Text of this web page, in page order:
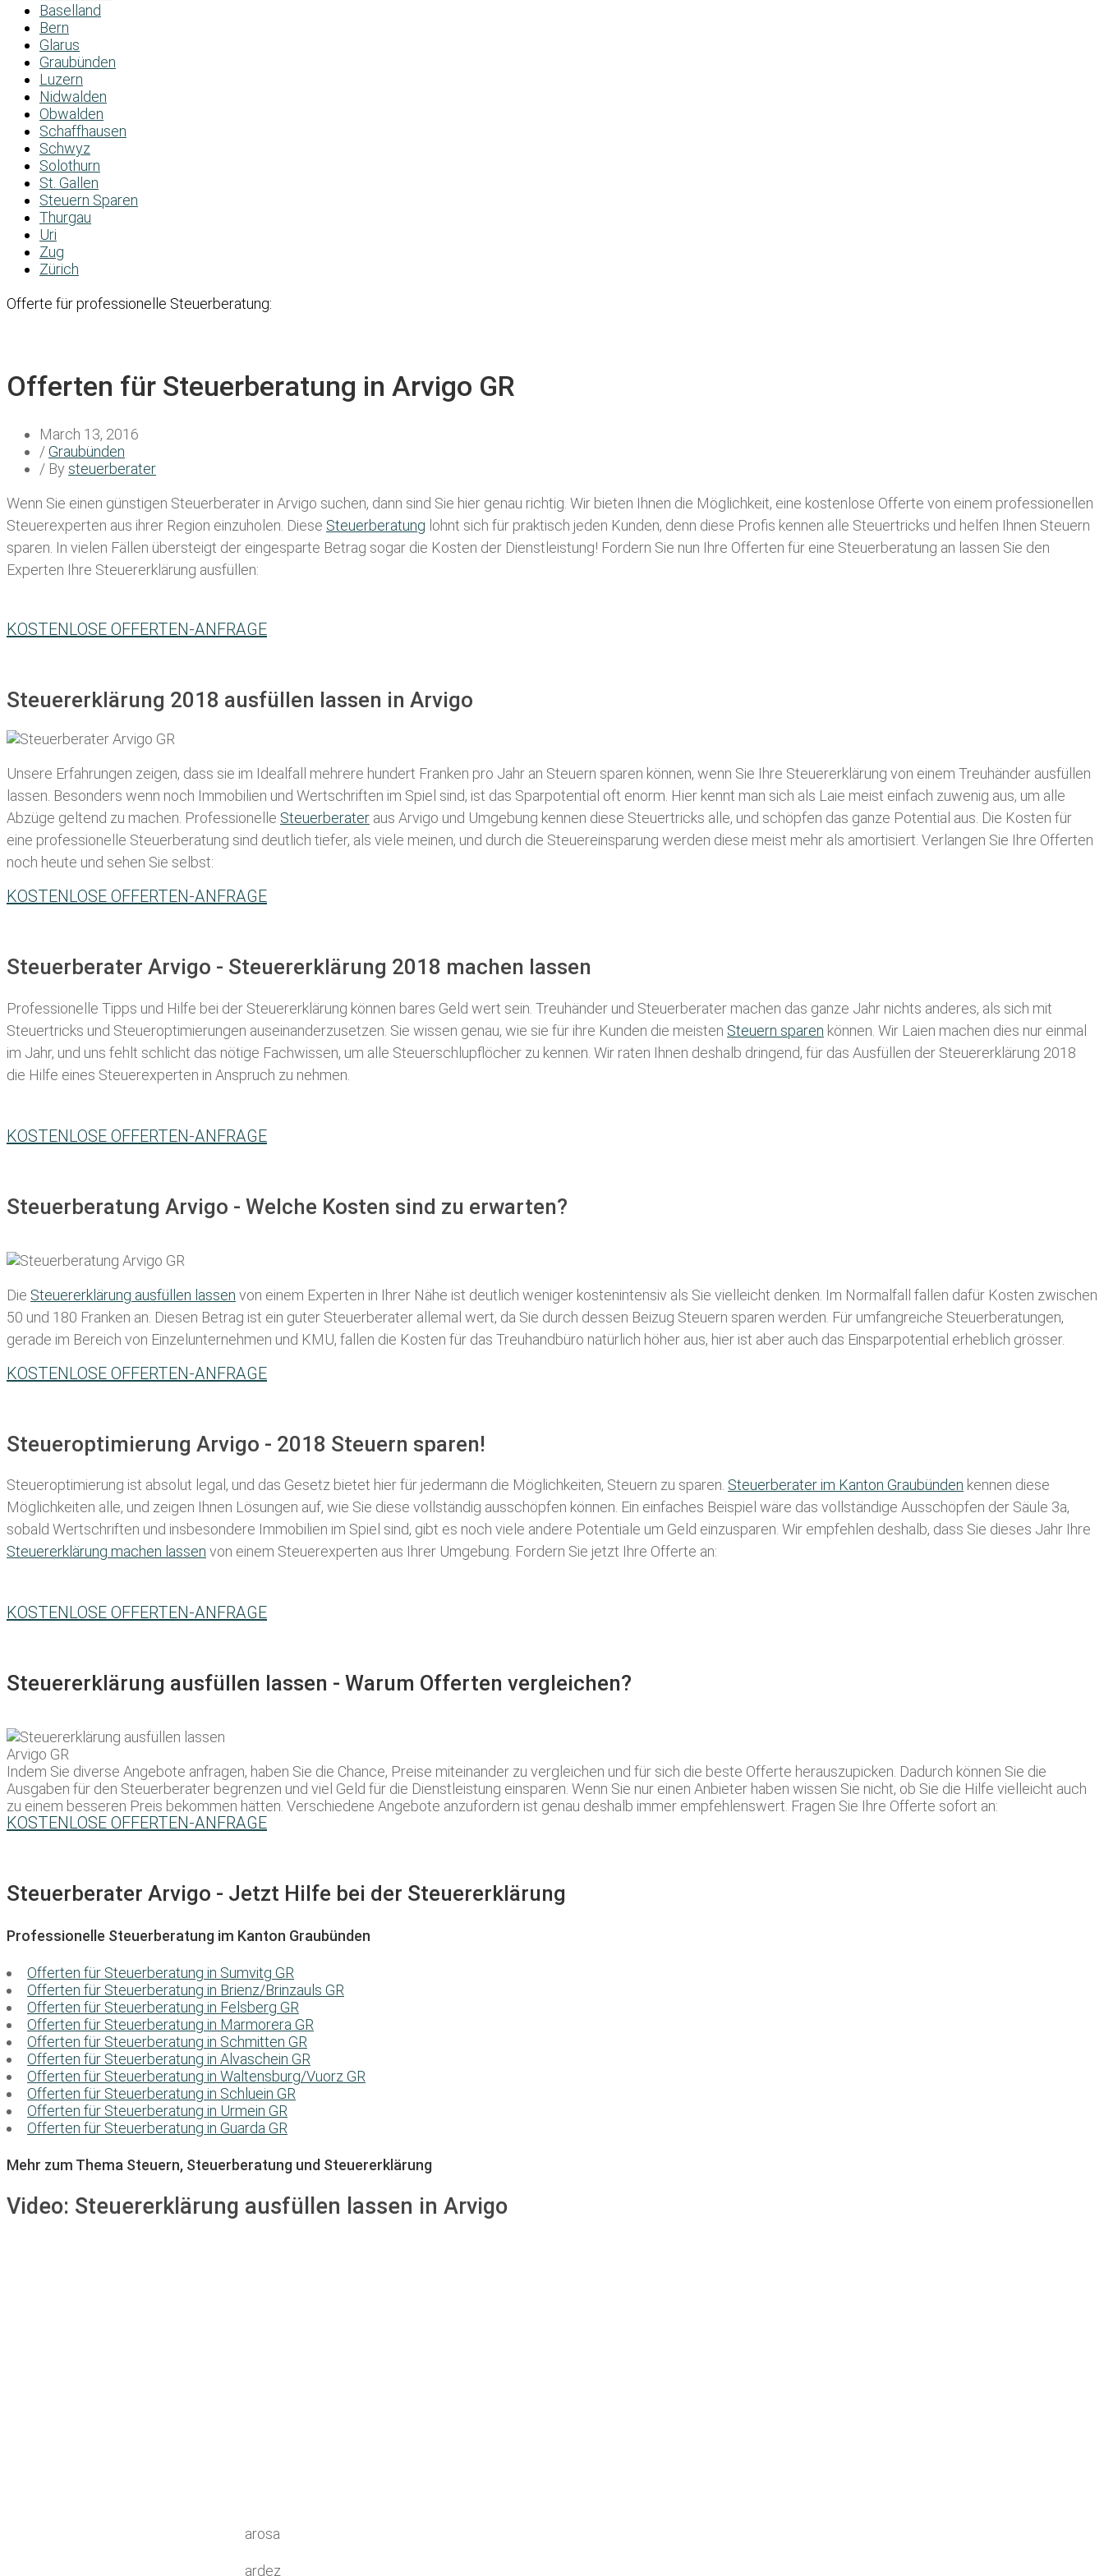
Baselland
Bern
Glarus
Graubünden
Luzern
Nidwalden
Obwalden
Schaffhausen
Schwyz
Solothurn
St. Gallen
Steuern Sparen
Thurgau
Uri
Zug
Zürich
Offerte für professionelle Steuerberatung:
Offerten für Steuerberatung in Arvigo GR
March 13, 2016
/Graubünden
/ By steuerberater
Wenn Sie einen günstigen Steuerberater in Arvigo suchen, dann sind Sie hier genau richtig. Wir bieten Ihnen die Möglichkeit, eine kostenlose Offerte von einem professionellen
Steuerexperten aus ihrer Region einzuholen. Diese Steuerberatung lohnt sich für praktisch jeden Kunden, denn diese Profis kennen alle Steuertricks und helfen Ihnen Steuern
sparen. In vielen Fällen übersteigt der eingesparte Betrag sogar die Kosten der Dienstleistung! Fordern Sie nun Ihre Offerten für eine Steuerberatung an lassen Sie den
Experten Ihre Steuererklärung ausfüllen:
KOSTENLOSE OFFERTEN-ANFRAGE
Steuererklärung 2018 ausfüllen lassen in Arvigo
Unsere Erfahrungen zeigen, dass sie im Idealfall mehrere hundert Franken pro Jahr an Steuern sparen können, wenn Sie Ihre Steuererklärung von einem Treuhänder ausfüllen
lassen . Besonders wenn noch Immobilien und Wertschriften im Spiel sind, ist das Sparpotential oft enorm. Hier kennt man sich als Laie meist einfach zuwenig aus, um alle
Abzüge geltend zu machen. Professionelle Steuerberater aus Arvigo und Umgebung kennen diese Steuertricks alle, und schöpfen das ganze Potential aus. Die Kosten für
eine professionelle Steuerberatung sind deutlich tiefer, als viele meinen, und durch die Steuereinsparung werden diese meist mehr als amortisiert. Verlangen Sie Ihre Offerten
noch heute und sehen Sie selbst:
KOSTENLOSE OFFERTEN-ANFRAGE
Steuerberater Arvigo - Steuererklärung 2018 machen lassen
Professionelle Tipps und Hilfe bei der Steuererklärung können bares Geld wert sein. Treuhänder und Steuerberater machen das ganze Jahr nichts anderes, als sich mit
Steuertricks und Steueroptimierungen auseinanderzusetzen. Sie wissen genau, wie sie für ihre Kunden die meisten Steuern sparen können. Wir Laien machen dies nur einmal
im Jahr, und uns fehlt schlicht das nötige Fachwissen, um alle Steuerschlupflöcher zu kennen. Wir raten Ihnen deshalb dringend, für das Ausfüllen der Steuererklärung 2018
die Hilfe eines Steuerexperten in Anspruch zu nehmen.
KOSTENLOSE OFFERTEN-ANFRAGE
Steuerberatung Arvigo - Welche Kosten sind zu erwarten?
Die Steuererklärung ausfüllen lassen von einem Experten in Ihrer Nähe ist deutlich weniger kostenintensiv als Sie vielleicht denken. Im Normalfall fallen dafür Kosten zwischen
50 und 180 Franken an. Diesen Betrag ist ein guter Steuerberater allemal wert, da Sie durch dessen Beizug Steuern sparen werden. Für umfangreiche Steuerberatungen,
gerade im Bereich von Einzelunternehmen und KMU, fallen die Kosten für das Treuhandbüro natürlich höher aus, hier ist aber auch das Einsparpotential erheblich grösser.
KOSTENLOSE OFFERTEN-ANFRAGE
Steueroptimierung Arvigo - 2018 Steuern sparen!
Steueroptimierung ist absolut legal, und das Gesetz bietet hier für jedermann die Möglichkeiten, Steuern zu sparen. Steuerberater im K anton Graubünden kennen diese
Möglichkeiten alle, und zeigen Ihnen Lösungen auf, wie Sie diese vollständig ausschöpfen können. Ein einfaches Beispiel wäre das vollständige Ausschöpfen der Säule 3a,
sobald Wertschriften und insbesondere Immobilien im Spiel sind, gibt es noch viele andere Potentiale um Geld einzusparen. Wir empfehlen deshalb, dass Sie dieses Jahr Ihre
Steuererklärung machen lassen von einem Steuerexperten aus Ihrer Umgebung. Fordern Sie jetzt Ihre Offerte an:
KOSTENLOSE OFFERTEN-ANFRAGE
Steuererklärung ausfüllen lassen - Warum Offerten vergleichen?
Indem Sie diverse Angebote anfragen, haben Sie die Chance, Preise miteinander zu vergleichen und für sich die beste Offerte herauszupicken. Dadurch können Sie die
Ausgaben für den Steuerberater begrenzen und viel Geld für die Dienstleistung einsparen. Wenn Sie nur einen Anbieter haben wissen Sie nicht, ob Sie die Hilfe vielleicht auch
zu einem besseren Preis bekommen hätten. Verschiedene Angebote anzufordern ist genau deshalb immer empfehlenswert. Fragen Sie Ihre Offerte sofort an:
KOSTENLOSE OFFERTEN-ANFRAGE
Steuerberater Arvigo - Jetzt Hilfe bei der Steuererklärung
Professionelle Steuerberatung im Kanton Graubünden
Offerten für Steuerberatung in Sumvitg GR
Offerten für Steuerberatung in Brienz/Brinzauls GR
Offerten für Steuerberatung in Felsberg GR
Offerten für Steuerberatung in Marmorera GR
Offerten für Steuerberatung in Schmitten GR
Offerten für Steuerberatung in Alvaschein GR
Offerten für Steuerberatung in Waltensburg/Vuorz GR
Offerten für Steuerberatung in Schluein GR
Offerten für Steuerberatung in Urmein GR
Offerten für Steuerberatung in Guarda GR
Mehr zum Thema Steuern, Steuerberatung und Steuererklärung
Video: Steuererklärung ausfüllen lassen in Arvigo
arosa
ardez